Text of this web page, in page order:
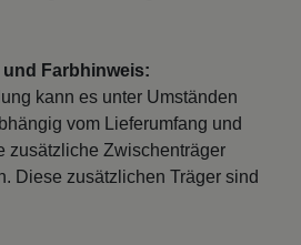
Farbhinweis:
kann es unter Umständen
vom Lieferumfang und
zusätzliche Zwischenträger
Diese zusätzlichen Träger sind